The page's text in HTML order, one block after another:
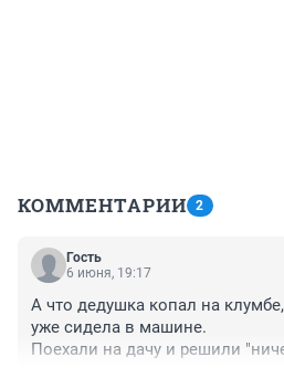
КОММЕНТАРИИ 2
Гость
6 июня, 19:17
А что дедушка копал на
уже сидела в машине.
Поехали на дачу и решили